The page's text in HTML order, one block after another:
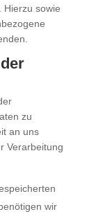
Hierzu sowie
zu
an uns
Verarbeitung
wir